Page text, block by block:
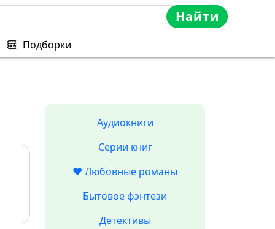
Найти
Подборки
Аудиокниги
Серии книг
❤️ Любовные романы
Бытовое фэнтези
Детективы